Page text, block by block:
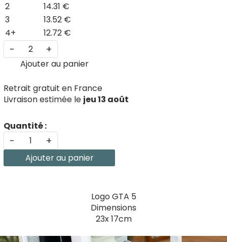
2
14.31 €
3
13.52 €
4+
12.72 €
- +
Ajouter au panier
Retrait gratuit en France
Livraison estimée le jeu 13 août
Quantité :
- +
Ajouter au panier
Logo GTA 5
Dimensions
23x 17cm